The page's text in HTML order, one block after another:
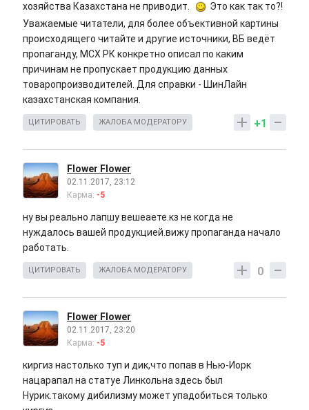
хозяйства Казахстана не приводит.
Это как так то?!
Уважаемые читатели, для более объективной картины
происходящего читайте и другие источники, ВБ ведёт
пропаганду, МСХ РК конкретно описал по каким
причинам не пропускает продукцию данных
товаропроизводителей. Для справки - ШинЛайн
казахстанская компания.
+1
ЦИТИРОВАТЬ ЖАЛОБА МОДЕРАТОРУ
Flower Flower
02.11.2017, 23:12
Карма: -5
ну вы реально лапшу вешеаете.кз не когда не
нуждалось вашей продукцией.вижу пропаганда начало
работать.
0
ЦИТИРОВАТЬ ЖАЛОБА МОДЕРАТОРУ
Flower Flower
02.11.2017, 23:20
Карма: -5
киргиз настолько туп и дик,что попав в Нью-Иорк
нацарапал на статуе Линкольна здесь был
Нурик.такому дибилизму может упадобиться только